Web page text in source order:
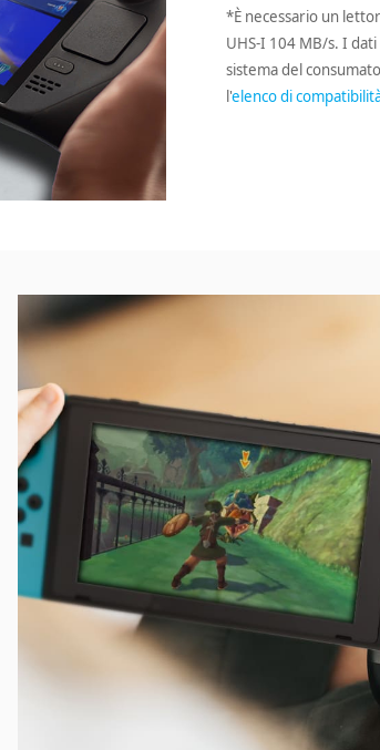
*È necessario un
UHS-I 104 MB/s. I
sistema del
l'elenco di